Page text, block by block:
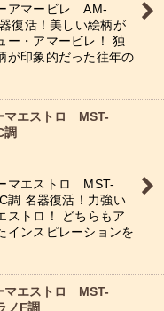
アマービレ AM-
復活！美しい絵柄が
ー・アマービレ！ 独
が印象的だった往年の
エストロ MST-
マエストロ MST-
名器復活！力強い
ストロ！ どちらもア
インスピレーションを
エストロ MST-
ノF調